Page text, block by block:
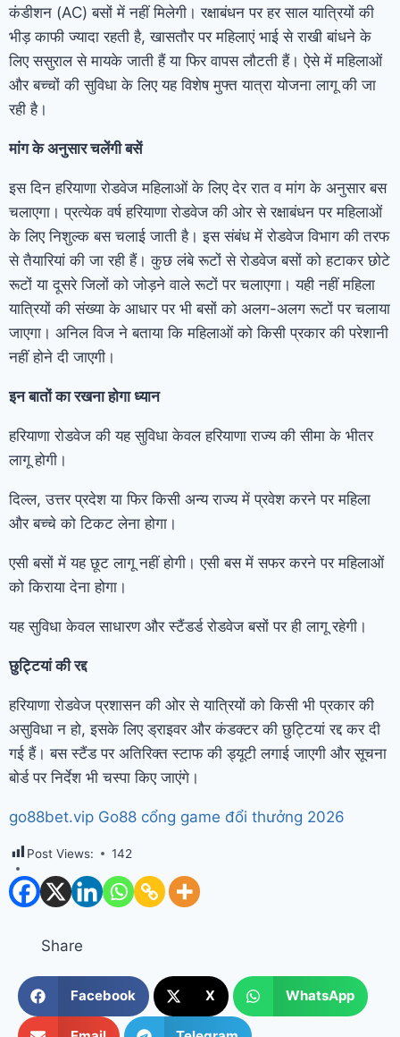
कंडीशन (AC) बसों में नहीं मिलेगी। रक्षाबंधन पर हर साल यात्रियों की
भीड़ काफी ज्यादा रहती है, खासतौर पर महिलाएं भाई से राखी बांधने के
लिए ससुराल से मायके जाती हैं या फिर वापस लौटती हैं। ऐसे में महिलाओं
और बच्चों की सुविधा के लिए यह विशेष मुफ्त यात्रा योजना लागू की जा
रही है।
मांग के अनुसार चलेंगी बसें
इस दिन हरियाणा रोडवेज महिलाओं के लिए देर रात व मांग के अनुसार बस
चलाएगा। प्रत्येक वर्ष हरियाणा रोडवेज की ओर से रक्षाबंधन पर महिलाओं
के लिए निशुल्क बस चलाई जाती है। इस संबंध में रोडवेज विभाग की तरफ
से तैयारियां की जा रही हैं। कुछ लंबे रूटों से रोडवेज बसों को हटाकर छोटे
रूटों या दूसरे जिलों को जोड़ने वाले रूटों पर चलाएगा। यही नहीं महिला
यात्रियों की संख्या के आधार पर भी बसों को अलग-अलग रूटों पर चलाया
जाएगा। अनिल विज ने बताया कि महिलाओं को किसी प्रकार की परेशानी
नहीं होने दी जाएगी।
इन बातों का रखना होगा ध्यान
हरियाणा रोडवेज की यह सुविधा केवल हरियाणा राज्य की सीमा के भीतर
लागू होगी।
दिल्ल, उत्तर प्रदेश या फिर किसी अन्य राज्य में प्रवेश करने पर महिला
और बच्चे को टिकट लेना होगा।
एसी बसों में यह छूट लागू नहीं होगी। एसी बस में सफर करने पर महिलाओं
को किराया देना होगा।
यह सुविधा केवल साधारण और स्टैंडर्ड रोडवेज बसों पर ही लागू रहेगी।
छुट्टियां की रद्द
हरियाणा रोडवेज प्रशासन की ओर से यात्रियों को किसी भी प्रकार की
असुविधा न हो, इसके लिए ड्राइवर और कंडक्टर की छुट्टियां रद्द कर दी
गई हैं। बस स्टैंड पर अतिरिक्त स्टाफ की ड्यूटी लगाई जाएगी और सूचना
बोर्ड पर निर्देश भी चस्पा किए जाएंगे।
go88bet.vip Go88 cổng game đổi thưởng 2026
Post Views: 142
Share
Facebook X WhatsApp